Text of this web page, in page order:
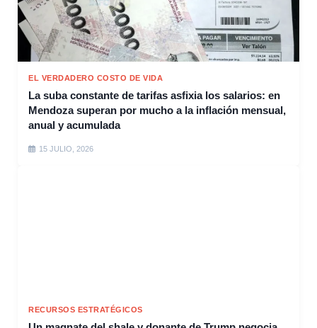
EL VERDADERO COSTO DE VIDA
La suba constante de tarifas asfixia los salarios: en
Mendoza superan por mucho a la inflación mensual,
anual y acumulada
15 JULIO, 2026
RECURSOS ESTRATÉGICOS